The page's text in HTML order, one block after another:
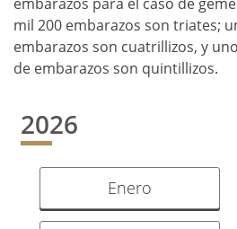
mil 200 embarazos son triates;
embarazos son cuatrillizos, y
de embarazos son quintillizos.
2026
Enero